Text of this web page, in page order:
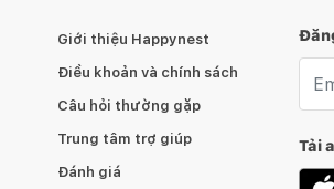
Giới thiệu Happynest
Điều khoản và chính sách
Câu hỏi thường gặp
Trung tâm trợ giúp
Đánh giá
Tải